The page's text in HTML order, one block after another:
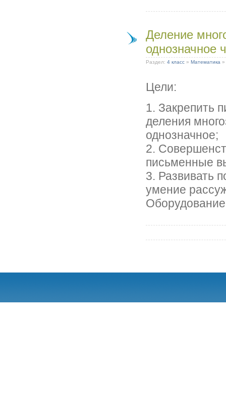
Деление
однозначное
Раздел: 4 класс » Математика »
Цели:
1. Закрепить
деления
однозначное;
2.
письменные
3. Развивать
умение